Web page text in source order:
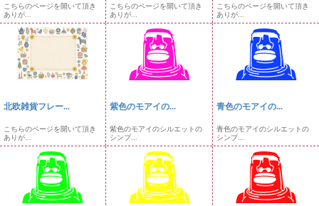
こちらのページを開いて頂き
ありが...
こちらのページを開いて頂き
ありが...
こちらのページを開いて頂き
ありが...
北欧雑貨フレー...
こちらのページを開いて頂き
ありが...
紫色のモアイの...
紫色のモアイのシルエットの
シンプ...
青色のモアイの...
青色のモアイのシルエットの
シンプ...